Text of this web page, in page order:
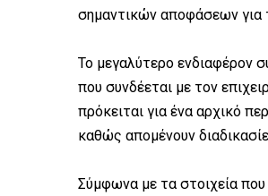
σημαντικών αποφάσεων για
Το μεγαλύτερο ενδιαφέρον
που συνδέεται με τον
πρόκειται για ένα αρχικό
καθώς απομένουν
Σύμφωνα με τα στοιχεία που